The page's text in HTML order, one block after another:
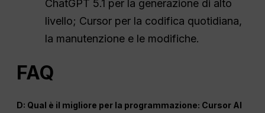
ChatGPT 5.1 per la generazione di alto
livello; Cursor per la codifica quotidiana,
la manutenzione e le modifiche.
FAQ
D: Qual è il migliore per la programmazione: Cursor AI